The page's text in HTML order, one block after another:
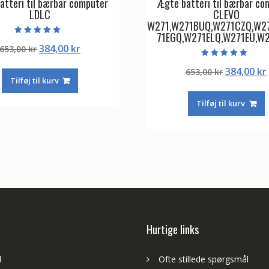
til bærbar computer
LDLC
5.00
ud af 5
653,00kr Den
pris
var:
384,00 krDen
Tilføj til kurv
Ægte batteri til bærbar
CLEVO
5.00
ud af 5
653,00kr Den
pris
var:
384,00 kr
Tilføj til kurv
Hurtige links
Ofte stillede spørgsmål